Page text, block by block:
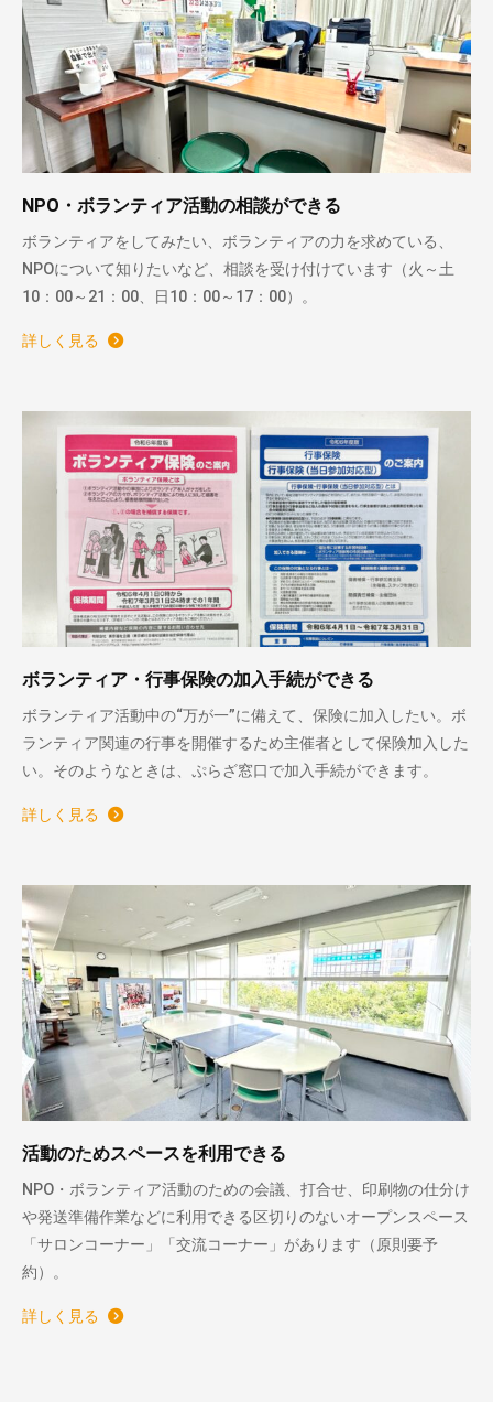
NPO・ボランティア活動の相談ができる
ボランティアをしてみたい、ボランティアの力を求めている、
NPOについて知りたいなど、相談を受け付けています（火～土
10：00～21：00、日10：00～17：00）。
詳しく見る
ボランティア・行事保険の加入手続ができる
ボランティア活動中の“万が一”に備えて、保険に加入したい。ボ
ランティア関連の行事を開催するため主催者として保険加入した
い。そのようなときは、ぷらざ窓口で加入手続ができます。
詳しく見る
活動のためスペースを利用できる
NPO・ボランティア活動のための会議、打合せ、印刷物の仕分け
や発送準備作業などに利用できる区切りのないオープンスペース
「サロンコーナー」「交流コーナー」があります（原則要予
約）。
詳しく見る